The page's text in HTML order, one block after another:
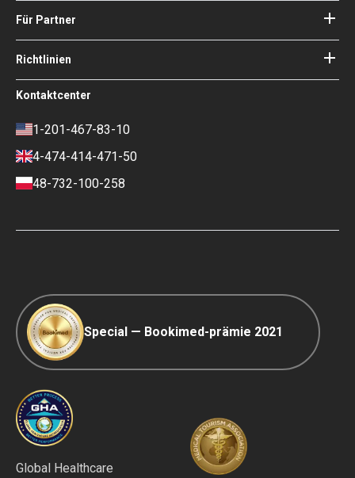
Anleitungen
Ihre Garantien
Wie es funktioniert
Unsere Ärzte
Experte des Medizinischen
Beirats von Bookimed
Soziale Auswirkungen und Medien
Karriere
Kontakte
Für Partner
Ihr Krankenhaus hinzufügen
Login für Partner
Richtlinien
Nutzungsbedingungen
Datenschutzrichtlinie
Richtlinie überprüfen
Zahlungs- und
Anzahlungsbedingungen
Kontaktcenter
1-201-467-83-10
4-474-414-471-50
48-732-100-258
Special — Bookimed-prämie 2021
Global Healthcare